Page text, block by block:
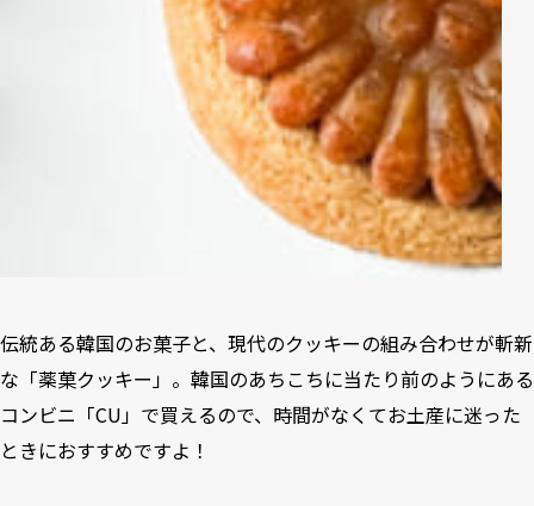
伝統ある韓国のお菓子と、現代のクッキーの組み合わせが斬新
な「薬菓クッキー」。韓国のあちこちに当たり前のようにある
コンビニ「CU」で買えるので、時間がなくてお土産に迷った
ときにおすすめですよ！